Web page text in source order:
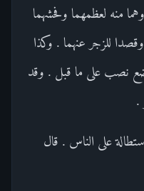
منه لعظمهما وفحشهما
للزجر عنهما . وكذا
نصب على ما قبل . وقد
.
على الناس . قال